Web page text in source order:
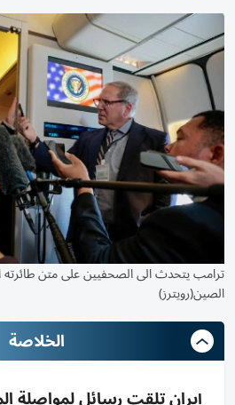
ترامب يتحدث الى الصحفيين على متن طائرته
الصين(رويترز)
الخلاصة